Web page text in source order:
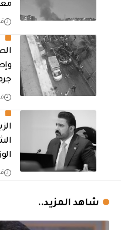
شاهد المزيد..